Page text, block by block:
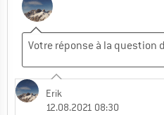
Erik
12.08.2021 08:30